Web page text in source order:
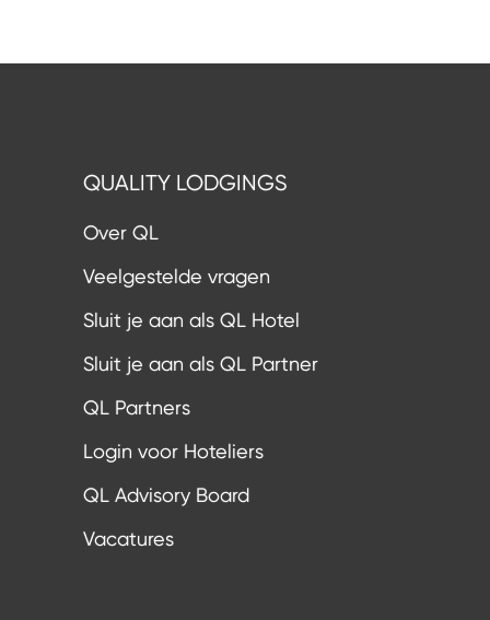
QUALITY LODGINGS
Over QL
Veelgestelde vragen
Sluit je aan als QL Hotel
Sluit je aan als QL Partner
QL Partners
Login voor Hoteliers
QL Advisory Board
Vacatures